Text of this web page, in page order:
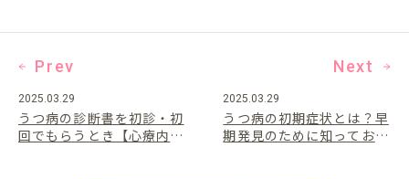
Prev
2025.03.29
うつ病の診断書を初診・初
回でもらうとき【心療内
Next
2025.03.29
うつ病の初期症状とは？早
期発見のために知っておき